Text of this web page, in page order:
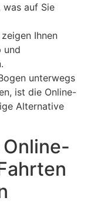
was auf Sie
Ihnen
und
unterwegs
ist die Online-
Alternative